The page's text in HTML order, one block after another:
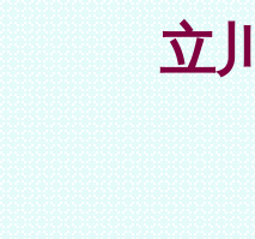
立